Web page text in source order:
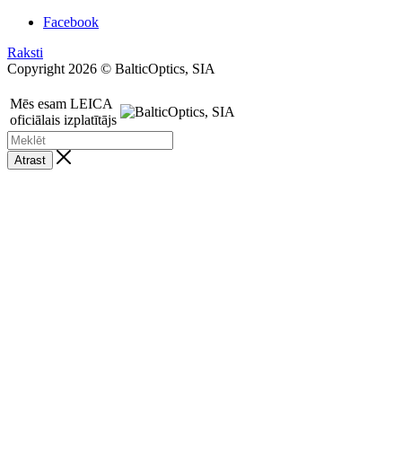
Facebook
Raksti
Copyright 2026 © BalticOptics, SIA
Mēs esam LEICA
oficiālais izplatītājs
Atrast